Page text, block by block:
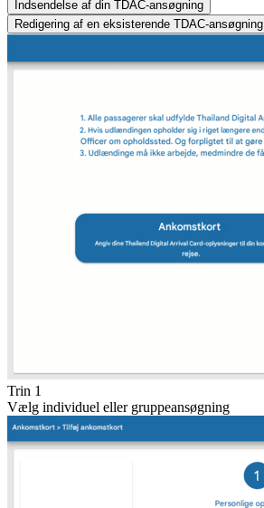
Indsendelse af din TDAC-ansøgning
Redigering af en eksisterende TDAC-ansøgning
Trin 1
Vælg individuel eller gruppeansøgning